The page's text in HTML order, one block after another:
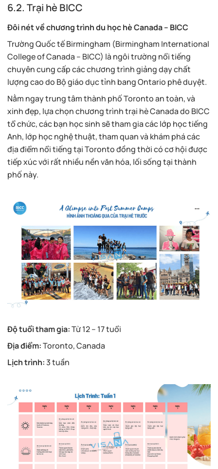
6.2. Trại hè BICC
Đôi nét về chương trình du học hè Canada – BICC
Trường Quốc tế Birmingham (Birmingham International
College of Canada – BICC) là ngôi trường nổi tiếng
chuyên cung cấp các chương trình giảng dạy chất
lượng cao do Bộ giáo dục tỉnh bang Ontario phê duyệt.
Nằm ngay trung tâm thành phố Toronto an toàn, và
xinh đẹp, lựa chọn chương trình trại hè Canada do BICC
tổ chức, các bạn học sinh sẽ tham gia các lớp học tiếng
Anh, lớp học nghệ thuật, tham quan và khám phá các
địa điểm nổi tiếng tại Toronto đồng thời có cơ hội được
tiếp xúc với rất nhiều nền văn hóa, lối sống tại thành
phố này.
Độ tuổi tham gia:Từ 12 – 17 tuổi
Địa điểm:Toronto, Canada
Lịch trình:3 tuần